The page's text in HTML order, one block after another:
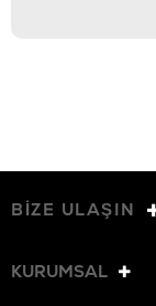
BİZE ULAŞIN
KURUMSAL